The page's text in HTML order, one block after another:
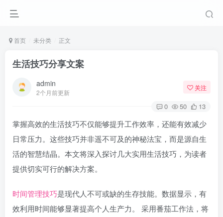
首页 未分类 正文
生活技巧分享文案
admin
2个月前更新
关注
0 50 13
掌握高效的生活技巧不仅能够提升工作效率，还能有效减少
日常压力。这些技巧并非遥不可及的神秘法宝，而是源自生
活的智慧结晶。本文将深入探讨几大实用生活技巧，为读者
提供切实可行的解决方案。
时间管理技巧是现代人不可或缺的生存技能。数据显示，有
效利用时间能够显著提高个人生产力。 采用番茄工作法，将